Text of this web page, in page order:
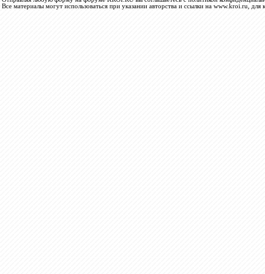
Все материалы могут использоваться при указании авторства и ссылки на www.kroi.ru, для